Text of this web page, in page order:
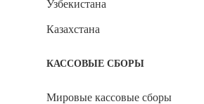
Узбекистана
Казахстана
КАССОВЫЕ СБОРЫ
Мировые кассовые сборы